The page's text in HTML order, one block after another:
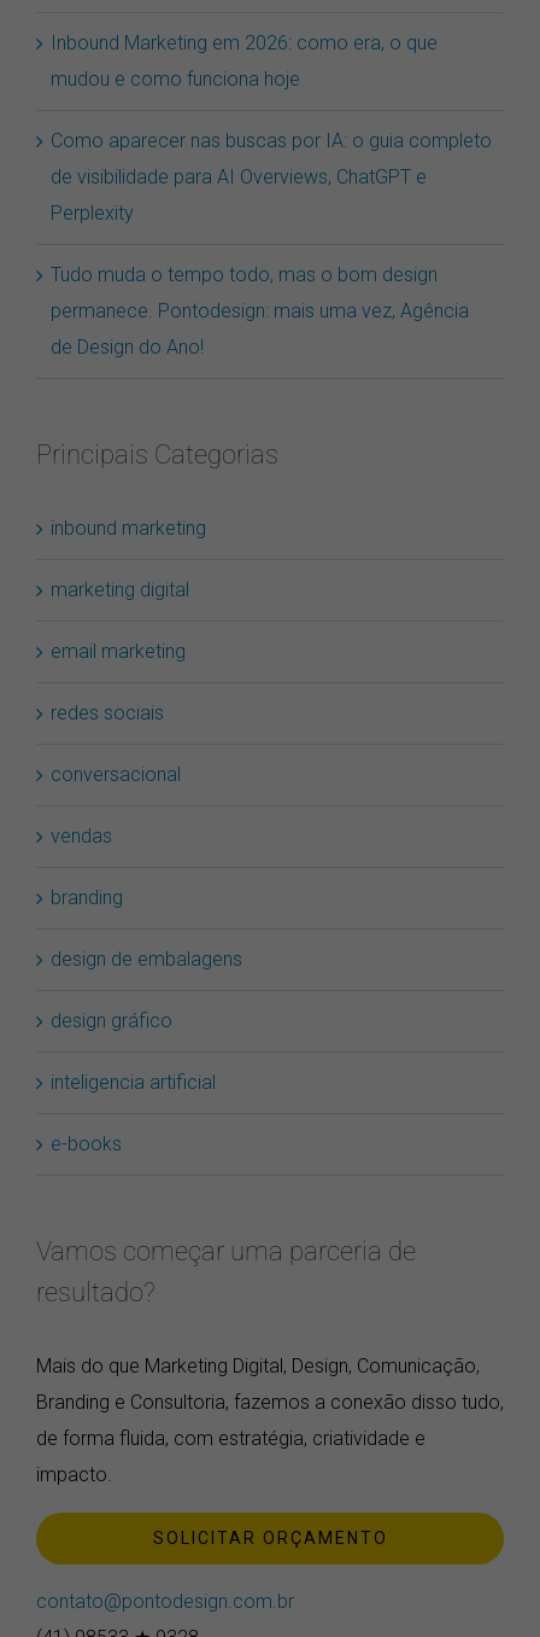
Inbound Marketing em 2026: como era, o que
mudou e como funciona hoje
Como aparecer nas buscas por IA: o guia completo
de visibilidade para AI Overviews, ChatGPT e
Perplexity
Tudo muda o tempo todo, mas o bom design
permanece. Pontodesign: mais uma vez, Agência
de Design do Ano!
Principais Categorias
inbound marketing
marketing digital
email marketing
redes sociais
conversacional
vendas
branding
design de embalagens
design gráfico
inteligencia artificial
e-books
Vamos começar uma parceria de
resultado?
Branding e Consultoria, fazemos a conexão disso tudo,
de forma fluida, com estratégia, criatividade e
(41) 98533 ★ 9328